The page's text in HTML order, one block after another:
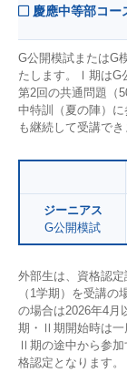
慶應中等部コー
G公開模試またはG
たします。Ⅰ期はG
第2回の共通問題（
中特訓（夏の陣）
も継続して受講でき
ジーニアス
G公開模試
外部生は、資格認
（1学期）を受講
の場合は2026年4月
期・Ⅱ期開始時は一
Ⅱ期の途中から参
格認定となります。